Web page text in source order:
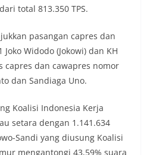
total 813.350 TPS.
pasangan capres dan
Widodo (Jokowi) dan KH
capres dan cawapres nomor
dan Sandiaga Uno.
Koalisi Indonesia Kerja
setara dengan 1.141.634
Sandi yang diusung Koalisi
mengantongi 43,59% suara